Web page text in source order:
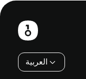
تذييل
العربية